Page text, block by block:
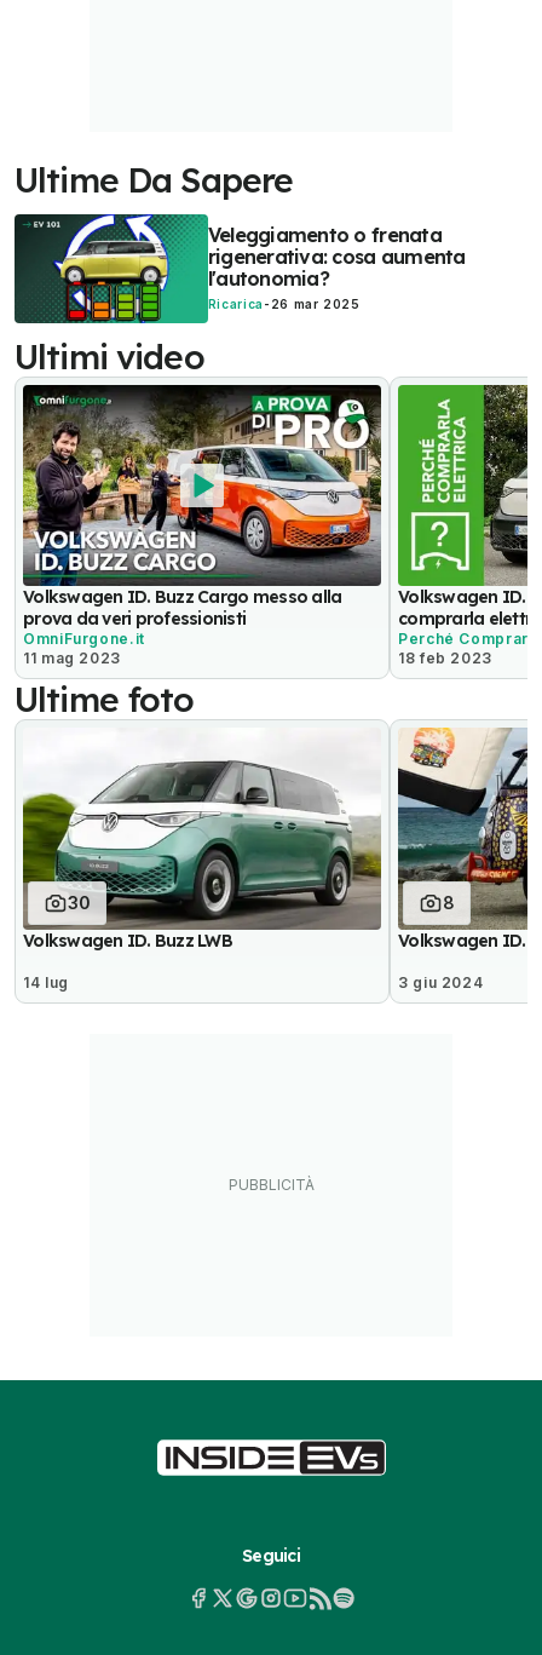
Ultime Da Sapere
Veleggiamento o frenata
rigenerativa: cosa aumenta
l'autonomia?
Ricarica - 26 mar 2025
Ultimi video
Volkswagen ID. Buzz Cargo messo alla
prova da veri professionisti
OmniFurgone.it
11 mag 2023
Volkswagen
comprarla
Perché
18 feb 2023
Ultime foto
30
Volkswagen ID. Buzz LWB
14 lug
8
Volkswagen ID.
3 giu 2024
Seguici